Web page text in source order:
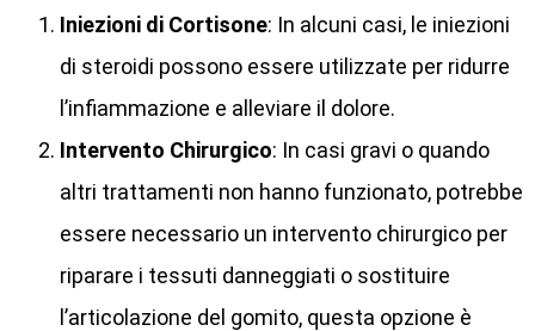
Iniezioni di Cortisone: In alcuni casi, le iniezioni
di steroidi possono essere utilizzate per ridurre
l’infiammazione e alleviare il dolore.
Intervento Chirurgico: In casi gravi o quando
altri trattamenti non hanno funzionato, potrebbe
essere necessario un intervento chirurgico per
riparare i tessuti danneggiati o sostituire
l’articolazione del gomito, questa opzione è